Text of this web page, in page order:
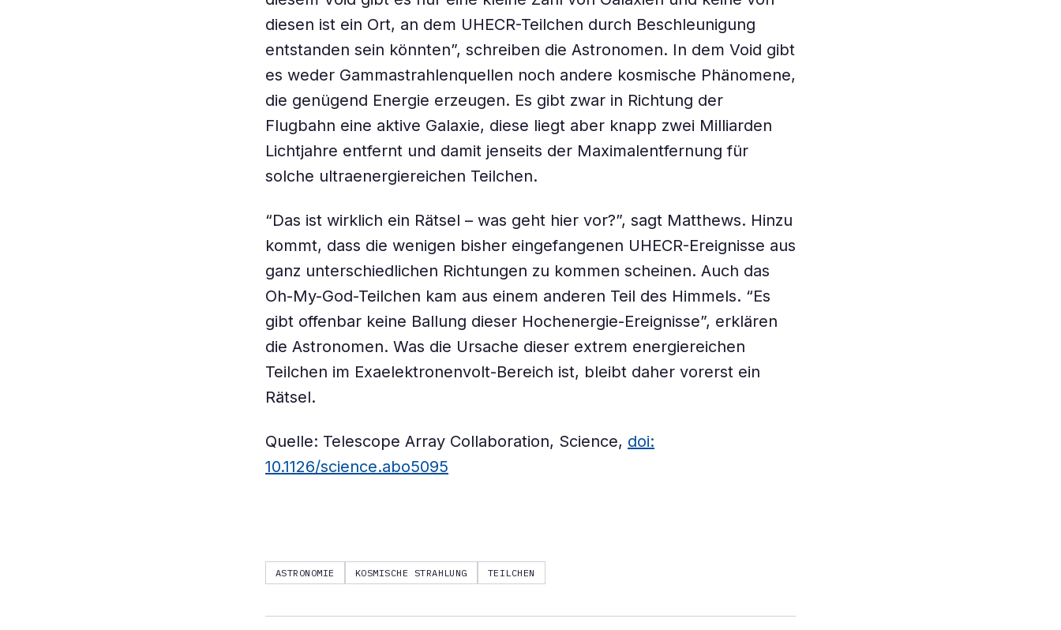
diesen ist ein Ort, an dem UHECR-Teilchen durch Beschleunigung
entstanden sein könnten”, schreiben die Astronomen. In dem Void gibt
es weder Gammastrahlenquellen noch andere kosmische Phänomene,
die genügend Energie erzeugen. Es gibt zwar in Richtung der
Flugbahn eine aktive Galaxie, diese liegt aber knapp zwei Milliarden
Lichtjahre entfernt und damit jenseits der Maximalentfernung für
solche ultraenergiereichen Teilchen.
“Das ist wirklich ein Rätsel – was geht hier vor?”, sagt Matthews. Hinzu
kommt, dass die wenigen bisher eingefangenen UHECR-Ereignisse aus
ganz unterschiedlichen Richtungen zu kommen scheinen. Auch das
Oh-My-God-Teilchen kam aus einem anderen Teil des Himmels. “Es
gibt offenbar keine Ballung dieser Hochenergie-Ereignisse”, erklären
die Astronomen. Was die Ursache dieser extrem energiereichen
Teilchen im Exaelektronenvolt-Bereich ist, bleibt daher vorerst ein
Rätsel.
Quelle: Telescope Array Collaboration, Science, doi:
10.1126/science.abo5095
ASTRONOMIE KOSMISCHE STRAHLUNG TEILCHEN